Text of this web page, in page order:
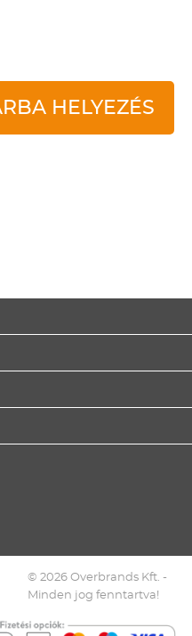
HELYEZÉS
© 2026 Overbrands Kft. -
Minden jog fenntartva!